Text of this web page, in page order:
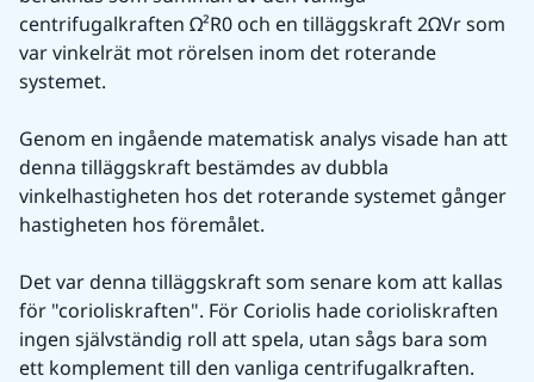
centrifugalkraften Ω²R0 och en tilläggskraft 2ΩVr som
var vinkelrät mot rörelsen inom det roterande
systemet.
Genom en ingående matematisk analys visade han att
denna tilläggskraft bestämdes av dubbla
vinkelhastigheten hos det roterande systemet gånger
hastigheten hos föremålet.
Det var denna tilläggskraft som senare kom att kallas
för "corioliskraften". För Coriolis hade corioliskraften
ingen självständig roll att spela, utan sågs bara som
ett komplement till den vanliga centrifugalkraften.